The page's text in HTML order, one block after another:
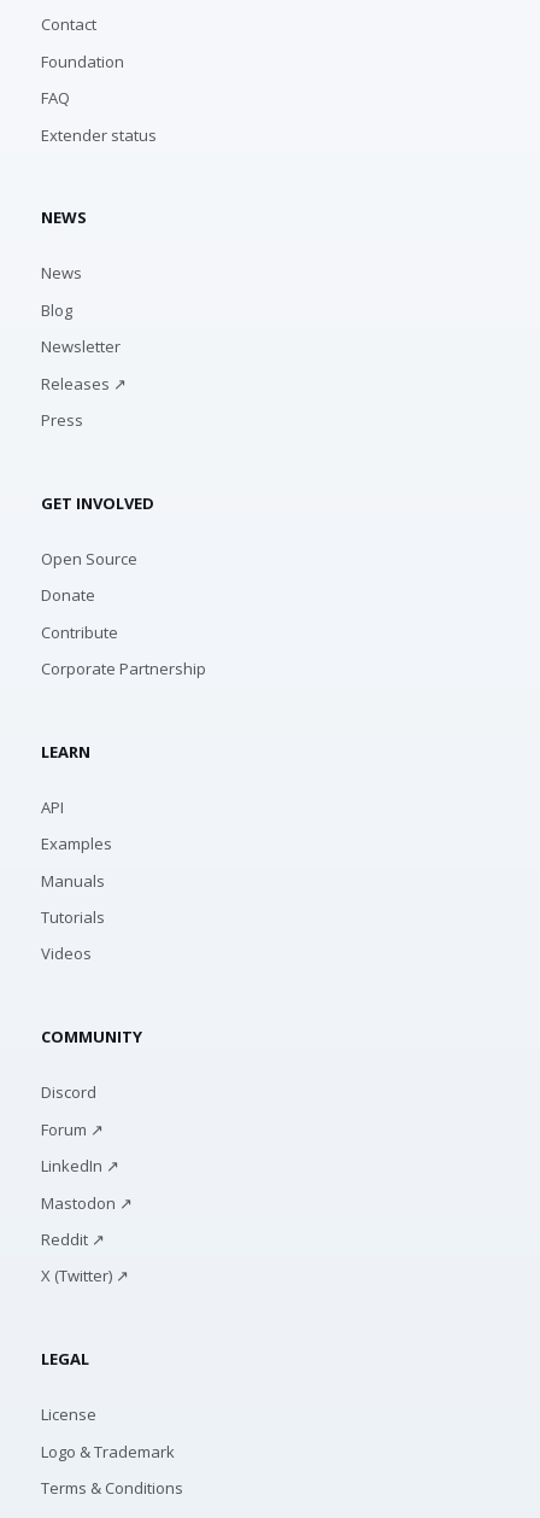
Contact
Foundation
FAQ
Extender status
NEWS
News
Blog
Newsletter
Releases ↗
Press
GET INVOLVED
Open Source
Donate
Contribute
Corporate Partnership
LEARN
API
Examples
Manuals
Tutorials
Videos
COMMUNITY
Discord
Forum ↗
LinkedIn ↗
Mastodon ↗
Reddit ↗
X (Twitter) ↗
LEGAL
License
Logo & Trademark
Terms & Conditions